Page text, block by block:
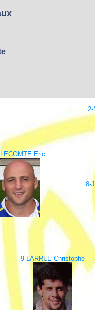
2-
Eric
8-
9-LARRUE Christophe